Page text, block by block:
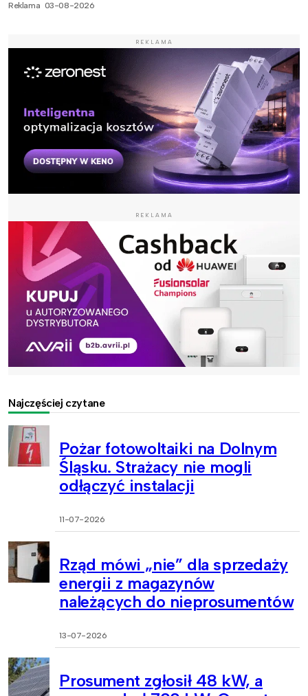
Reklama 03-08-2026
REKLAMA
REKLAMA
Najczęściej czytane
Pożar fotowoltaiki na Dolnym
Śląsku. Strażacy nie mogli
odłączyć instalacji
11-07-2026
Rząd mówi „nie” dla sprzedaży
energii z magazynów
należących do nieprosumentów
13-07-2026
Prosument zgłosił 48 kW, a